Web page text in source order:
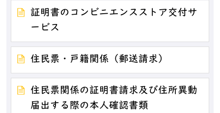
証明書のコンビニエンスストア交付サ
ービス
住民票・戸籍関係（郵送請求）
住民票関係の証明書請求及び住所異動
届出する際の本人確認書類